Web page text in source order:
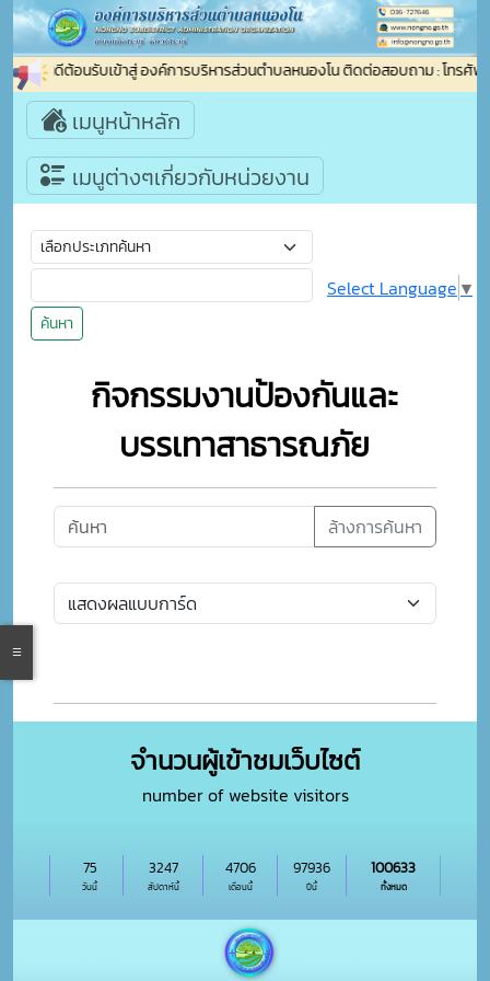
ยินดีต้อนรับเข้าสู่ องค์การบริหารส่วนตำบลหนองโน ติดต่อสอบถาม : โทรศัพ
เมนูหน้าหลัก
เมนูต่างๆเกี่ยวกับหน่วยงาน
ค้นหา
Select Language ▼
กิจกรรมงานป้องกันและ
บรรเทาสาธารณภัย
ล้างการค้นหา
จำนวนผู้เข้าชมเว็บไซต์
number of website visitors
วันนี้
75
สัปดาห์นี้
3247
เดือนนี้
4706
ปีนี้
97936
ทั้งหมด
100633